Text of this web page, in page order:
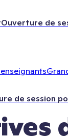
Ouverture de
de session